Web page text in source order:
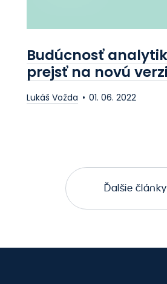
Budúcnosť
prejsť na novú
Lukáš Vožda 01. 06. 2022
Ďalšie články